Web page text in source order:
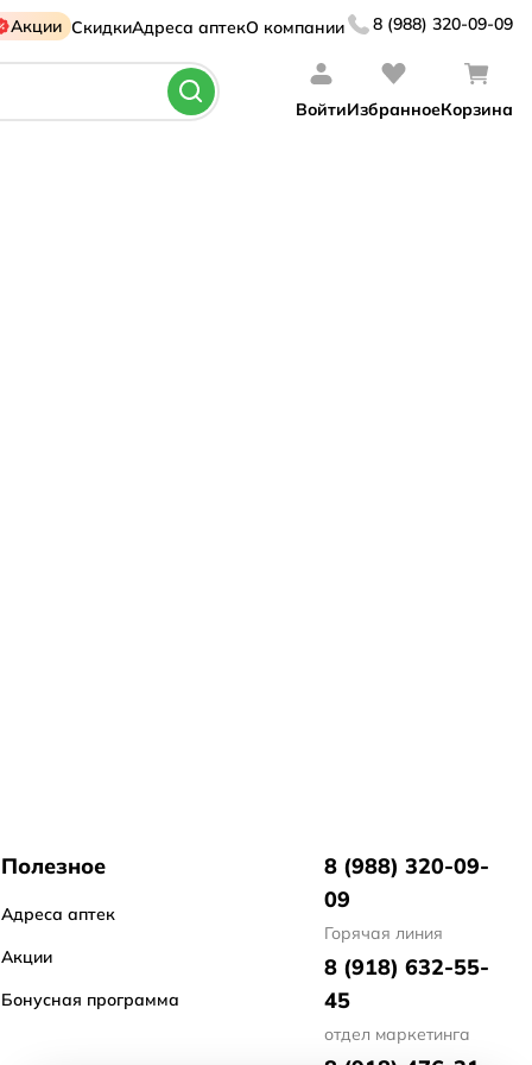
Акции СкидкиАдреса аптекО компании 8 (988) 320-09-09
ВойтиИзбранноеКорзина
Полезное
Адреса аптек
Акции
Бонусная программа
8 (988) 320-09-
09
Горячая линия
8 (918) 632-55-
45
отдел маркетинга